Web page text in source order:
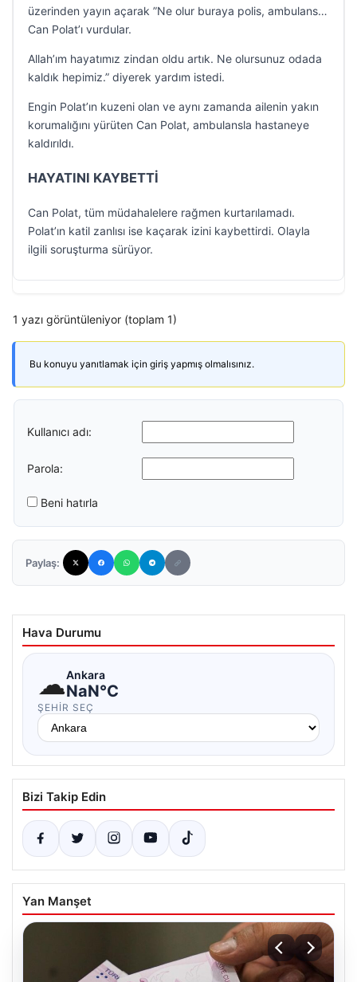
üzerinden yayın açarak ”Ne olur buraya polis, ambulans…
Can Polat’ı vurdular.
Allah’ım hayatımız zindan oldu artık. Ne olursunuz odada
kaldık hepimiz.” diyerek yardım istedi.
Engin Polat’ın kuzeni olan ve aynı zamanda ailenin yakın
korumalığını yürüten Can Polat, ambulansla hastaneye
kaldırıldı.
HAYATINI KAYBETTİ
Can Polat, tüm müdahalelere rağmen kurtarılamadı.
Polat’ın katil zanlısı ise kaçarak izini kaybettirdi. Olayla
ilgili soruşturma sürüyor.
1 yazı görüntüleniyor (toplam 1)
Bu konuyu yanıtlamak için giriş yapmış olmalısınız.
Kullanıcı adı:
Parola:
Beni hatırla
Paylaş:
Hava Durumu
☁Ankara
NaN°C
ŞEHIR SEÇ
Bizi Takip Edin
Yan Manşet